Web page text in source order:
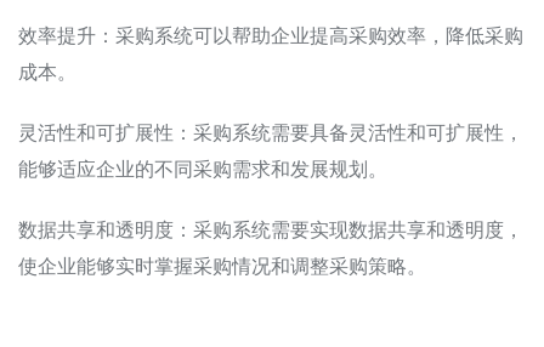
效率提升：采购系统可以帮助企业提高采购效率，降低采购
成本。
灵活性和可扩展性：采购系统需要具备灵活性和可扩展性，
能够适应企业的不同采购需求和发展规划。
数据共享和透明度：采购系统需要实现数据共享和透明度，
使企业能够实时掌握采购情况和调整采购策略。